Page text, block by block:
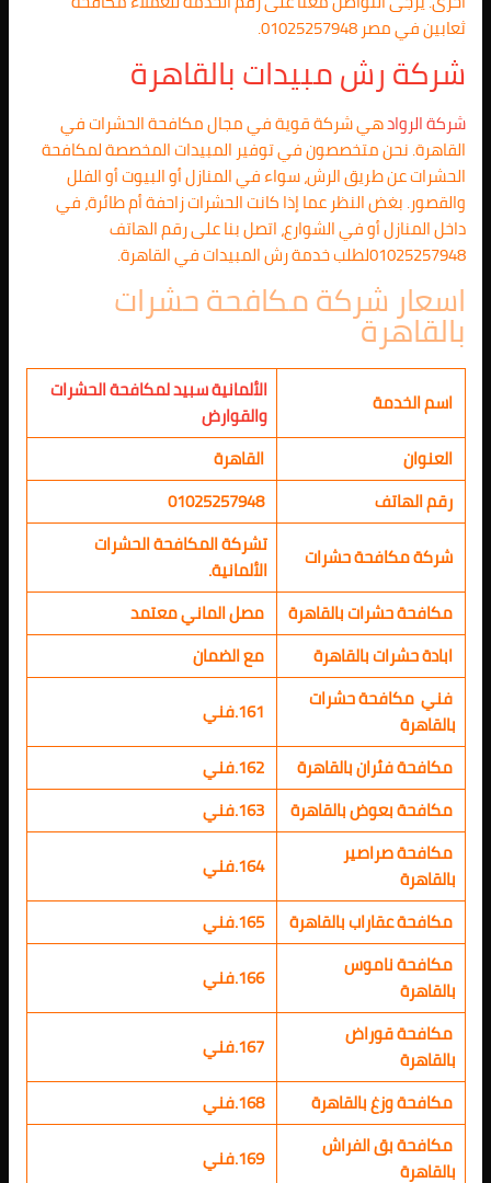
ثعابين في مصر 01025257948.
شركة رش مبيدات بالقاهرة
شركة الروادهي شركة قوية في مجال مكافحة الحشرات في
القاهرة. نحن متخصصون في توفير المبيدات المخصصة لمكافحة
الحشرات عن طريق الرش، سواء في المنازل أو البيوت أو الفلل
والقصور. بغض النظر عما إذا كانت الحشرات زاحفة أم طائرة، في
داخل المنازل أو في الشوارع، اتصل بنا على رقم الهاتف
01025257948لطلب خدمة رش المبيدات في القاهرة.
اسعار شركة مكافحة حشرات
بالقاهرة
اسم الخدمة
الألمانية سبيد لمكافحة الحشرات
والقوارض
العنوان
القاهرة
رقم الهاتف
01025257948
شركة مكافحة حشرات
تشركة المكافحة الحشرات
الألمانية.
مكافحة حشرات بالقاهرة
مصل الماني معتمد
ابادة حشرات بالقاهرة
مع الضمان
فني مكافحة حشرات
بالقاهرة
مكافحة فئران بالقاهرة
مكافحة بعوض بالقاهرة
مكافحة صراصير
بالقاهرة
164.فني
مكافحة عقاراب بالقاهرة
165.فني
مكافحة ناموس
بالقاهرة
166.فني
مكافحة قوراض
بالقاهرة
مكافحة وزغ بالقاهرة
168.فني
مكافحة بق الفراش
بالقاهرة
169.فني